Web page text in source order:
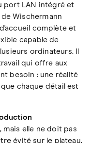
port LAN intégré et
Wischermann
complète et
capable de
ordinateurs. Il
qui offre aux
besoin : une réalité
chaque détail est
mais elle ne doit pas
évité sur le plateau.